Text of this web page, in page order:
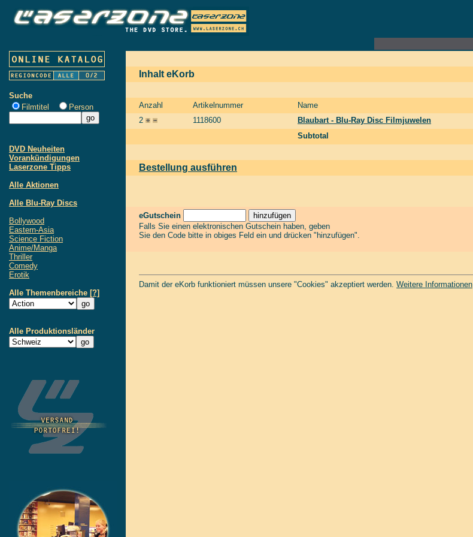
Suche
Filmtitel
Person
DVD Neuheiten
Vorankündigungen
Laserzone Tipps
Alle Aktionen
Alle Blu-Ray Discs
Bollywood
Eastern-Asia
Science Fiction
Anime/Manga
Thriller
Comedy
Erotik
Alle Themenbereiche [?]
Alle Produktionsländer
Inhalt eKorb
Anzahl Artikelnummer Name
2
1118600 Blaubart - Blu-Ray Disc Filmjuwelen
Subtotal
Bestellung ausführen
eGutschein
Falls Sie einen elektronischen Gutschein haben, geben
Sie den Code bitte in obiges Feld ein und drücken "hinzufügen".
Damit der eKorb funktioniert müssen unsere "Cookies" akzeptiert werden. Weitere Informationen